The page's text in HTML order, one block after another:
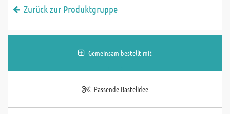
Zurück zur Produktgruppe
Gemeinsam bestellt mit
Passende Bastelidee